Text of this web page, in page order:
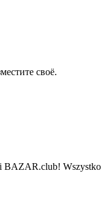
своё.
BAZAR.club!